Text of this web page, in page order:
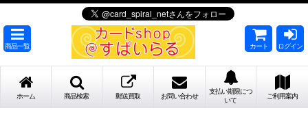
商品一覧 カート ログイン
ホーム 商品検索 郵送買取 お問い合わせ
支払い期限につ
いて
ご利用案内